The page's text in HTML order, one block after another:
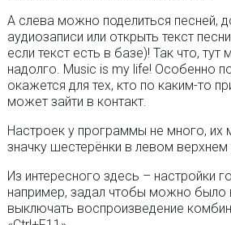
А слева можно поделиться песней,
аудиозаписи или открыть текст
если текст есть в базе)! Так что,
надолго. Music is my life! Особенно
окажется для тех, кто по каким-то
может зайти в контакт.
Настроек у программы не много, их
значку шестерёнки в левом верхнем
Из интересного здесь – настройки
например, задал чтобы можно было
выключать воспроизведение